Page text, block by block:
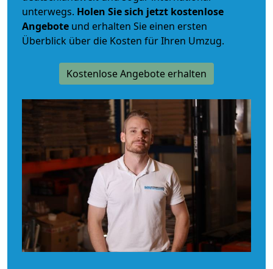
unterwegs. Holen Sie sich jetzt kostenlose
Angebote und erhalten Sie einen ersten
Überblick über die Kosten für Ihren Umzug.
Kostenlose Angebote erhalten